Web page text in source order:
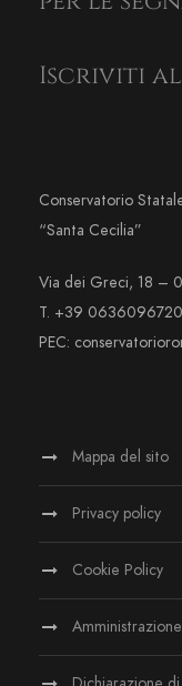
Iscriviti
Conservatorio
“Santa Cecilia”
Via dei Greci, 18 –
T. +39 0636096720
PEC:
Mappa del sito
Privacy policy
Cookie Policy